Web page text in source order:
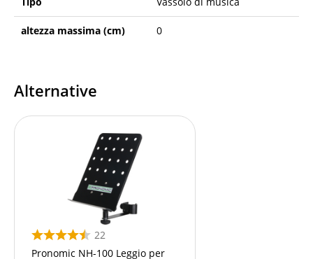
altezza massima (cm) 0
Alternative
22
Pronomic NH-100 Leggio per